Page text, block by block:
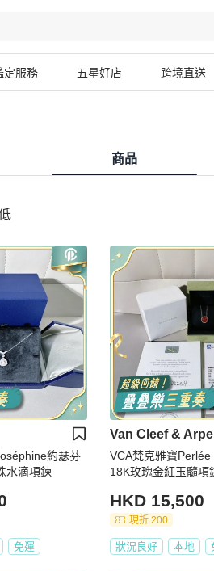
定服務 五星好店 跨境直送
商品
約瑟芬
水滴項鍊
免運
Van Cleef &
VCA梵克雅寶Perlée
18K玫瑰金紅玉髓項
HKD 15,500
現折 200
狀況良好 本地